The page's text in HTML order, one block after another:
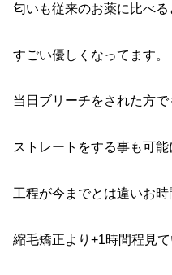
匂いも従来のお薬に比べる
すごい優しくなってます。
当日ブリーチをされた方で
ストレートをする事も可能
工程が今までとは違いお
縮毛矯正より+1時間程見